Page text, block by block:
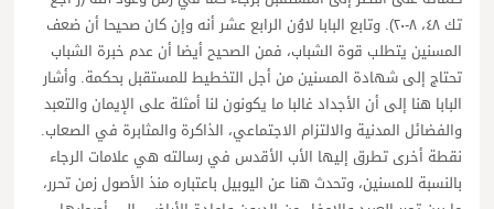
تك ٤٨، ٨-٢٠). وتابع البابا لاوُن الرابع عشر أنه وإن كان صحيحا أن ضعف
المسنين يتطلب قوة الشباب، فمن الصحيح أيضا أن عدم خبرة الشباب
تحتاج إلى شهادة المسنين من أجل التخطيط للمستقبل بحكمة. وأشار
البابا هنا إلى أن الأجداد غالبا ما يكونون لنا أمثلة على الإيمان والتعبد
والفضائل المدنية والالتزام الاجتماعي، الذاكرة والمثابرة في الصعاب.
نقطة أخرى تطرق إليها الأب الأقدس في رسالته هي علامات الرجاء
بالنسبة للمسنين، وتحدث هنا عن اليوبيل باعتباره منذ الأصول زمن تحرر،